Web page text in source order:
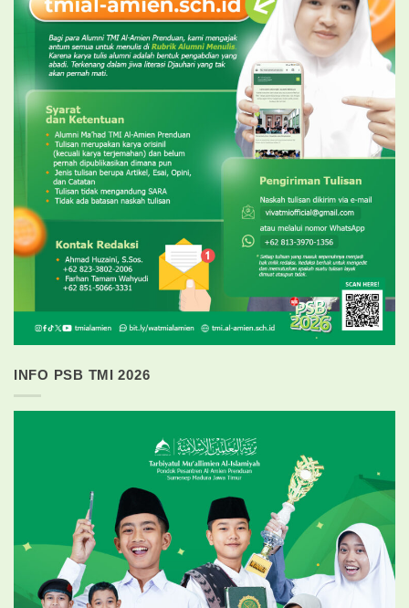
INFO PSB TMI 2026